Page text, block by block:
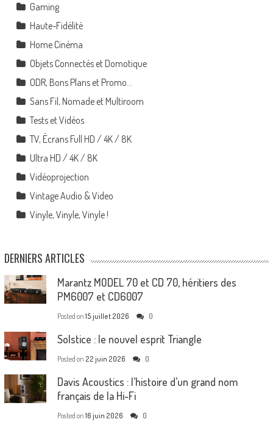
Gaming
Haute-Fidélité
Home Cinéma
Objets Connectés et Domotique
ODR, Bons Plans et Promo…
Sans Fil, Nomade et Multiroom
Tests et Vidéos
TV, Écrans Full HD / 4K / 8K
Ultra HD / 4K / 8K
Vidéoprojection
Vintage Audio & Video
Vinyle, Vinyle, Vinyle !
DERNIERS ARTICLES
Marantz MODEL 70 et CD 70, héritiers des
PM6007 et CD6007
Posted on 15 juillet 2026 0
Solstice : le nouvel esprit Triangle
Posted on 22 juin 2026 0
Davis Acoustics : l’histoire d’un grand nom
français de la Hi-Fi
Posted on 16 juin 2026 0